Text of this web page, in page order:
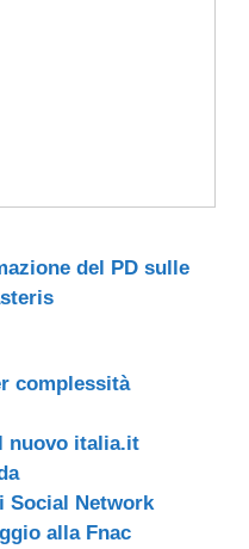
del PD sulle
complessità
nuovo italia.it
Social Network
alla Fnac